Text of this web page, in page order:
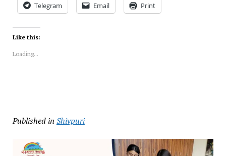
Telegram Email Print
Like this:
Loading...
Published in Shivpuri